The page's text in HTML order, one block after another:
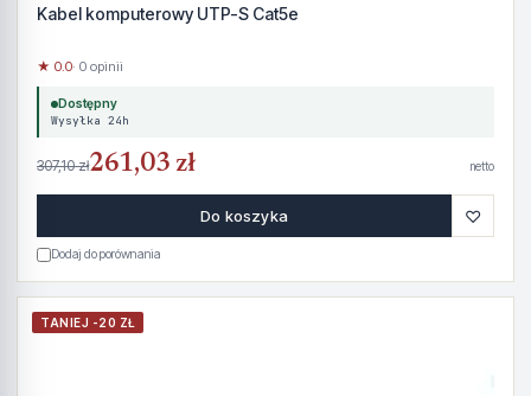
Kabel komputerowy UTP-S Cat5e
★ 0.0· 0 opinii
Dostępny
Wysyłka 24h
307,10 zł261,03 zł netto
Do koszyka ♡
Dodaj do porównania
TANIEJ -20 ZŁ